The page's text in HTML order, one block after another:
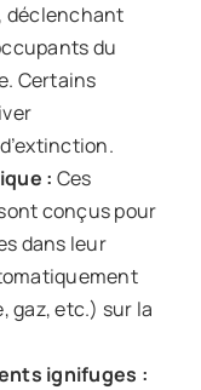
déclenchant
du
Certains
: Ces
conçus pour
dans leur
gaz, etc.) sur la
ignifuges :